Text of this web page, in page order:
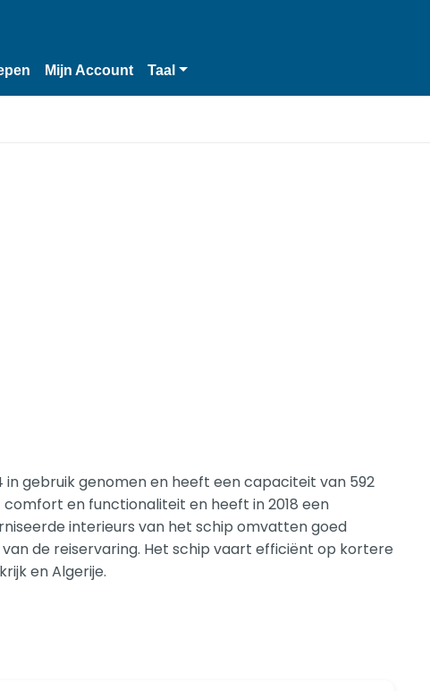
Mijn Account Taal
in gebruik genomen en heeft een capaciteit van 592
en functionaliteit en heeft in 2018 een
interieurs van het schip omvatten goed
de reiservaring. Het schip vaart efficiënt op kortere
en Algerije.